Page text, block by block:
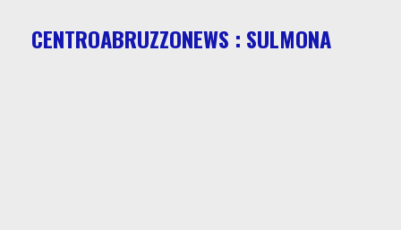
CENTROABRUZZONEWS : SULMONA